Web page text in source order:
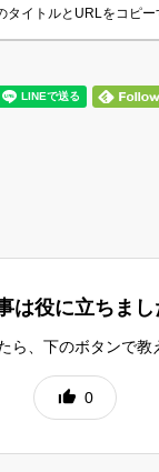
タイトルとURLをコピー
は役に立ちまし
ら、下のボタンで教
0